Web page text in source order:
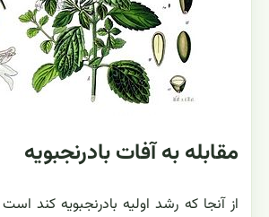
مقابله به آفات بادرنجبویه
از آنجا كه رشد اوليه بادرنجبويه كند